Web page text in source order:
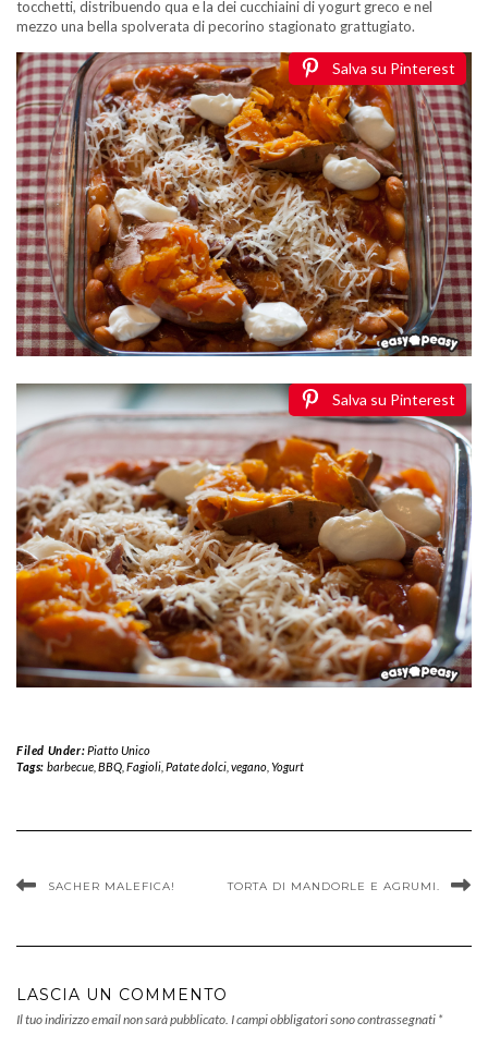
tocchetti, distribuendo qua e la dei cucchiaini di yogurt greco e nel
mezzo una bella spolverata di pecorino stagionato grattugiato.
Salva su Pinterest
Salva su Pinterest
Filed Under:Piatto Unico
Tags: barbecue, BBQ, Fagioli, Patate dolci, vegano, Yogurt
SACHER MALEFICA! TORTA DI MANDORLE E AGRUMI.
LASCIA UN COMMENTO
Il tuo indirizzo email non sarà pubblicato. I campi obbligatori sono contrassegnati *